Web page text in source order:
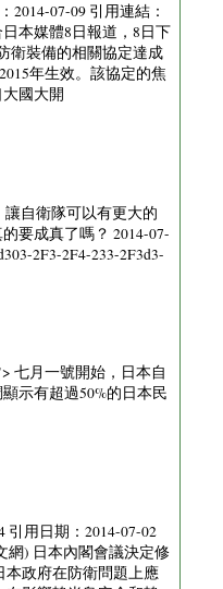
07-09 引用連結：
日本媒體8日報道，8日下
衛裝備的相關協定達成
年生效。該協定的焦
國大開
讓自衛隊可以有更大的
要成真了嗎？ 2014-07-
2F3-2F4-233-2F3d3-
七月一號開始，日本自
示有超過50%的日本民
引用日期：2014-07-02
網) 日本內閣會議決定修
本政府在防衛問題上應